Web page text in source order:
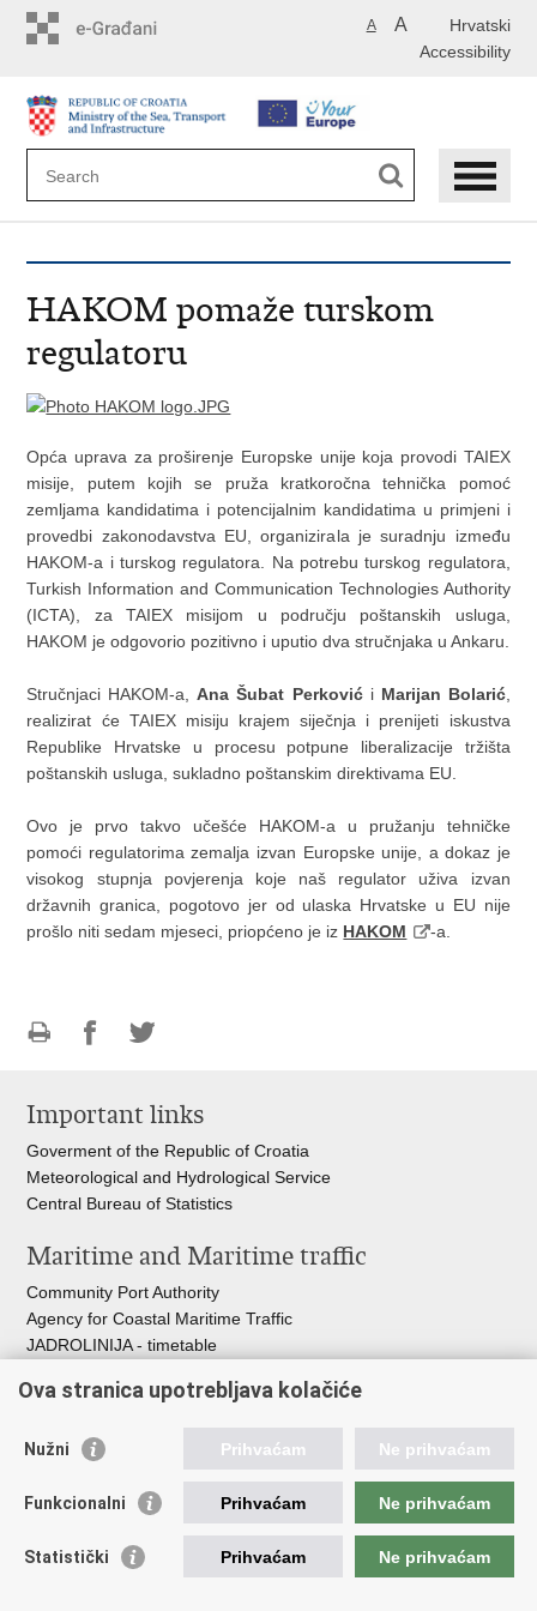
Hrvatski
A A
Accessibility
HAKOM pomaže turskom
regulatoru
Opća uprava za proširenje Europske unije koja provodi TAIEX
misije, putem kojih se pruža kratkoročna tehnička pomoć
zemljama kandidatima i potencijalnim kandidatima u primjeni i
provedbi zakonodavstva EU, organizirala je suradnju između
HAKOM-a i turskog regulatora. Na potrebu turskog regulatora,
Turkish Information and Communication Technologies Authority
(ICTA), za TAIEX misijom u području poštanskih usluga,
HAKOM je odgovorio pozitivno i uputio dva stručnjaka u Ankaru.
Stručnjaci HAKOM-a,Ana Šubat Perkovići Marijan Bolarić,
realizirat će TAIEX misiju krajem siječnja i prenijeti iskustva
Republike Hrvatske u procesu potpune liberalizacije tržišta
poštanskih usluga, sukladno poštanskim direktivama EU.
Ovo je prvo takvo učešće HAKOM-a u pružanju tehničke
pomoći regulatorima zemalja izvan Europske unije, a dokaz je
visokog stupnja povjerenja koje naš regulator uživa izvan
državnih granica, pogotovo jer od ulaska Hrvatske u EU nije
prošlo niti sedam mjeseci, priopćeno je iz HAKOM -a.
page
FacebookTwitteru
Important links
Goverment of the Republic of Croatia
Meteorological and Hydrological Service
Central Bureau of Statistics
Maritime and Maritime traffic
Community Port Authority
Agency for Coastal Maritime Traffic
JADROLINIJA - timetable
Croatian Motorways
Bus station Zagreb
Craotian Railways Passenger Transport
Ova stranica upotrebljava kolačiće
Nužni Prihvaćam Ne prihvaćam
Funkcionalni Prihvaćam Ne prihvaćam
Statistički Prihvaćam Ne prihvaćam